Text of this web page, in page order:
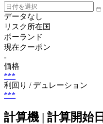
データなし
リスク所在国
ポーランド
現在クーポン
-
価格
***
利回り / デュレーション
***
計算機 | 計算開始日